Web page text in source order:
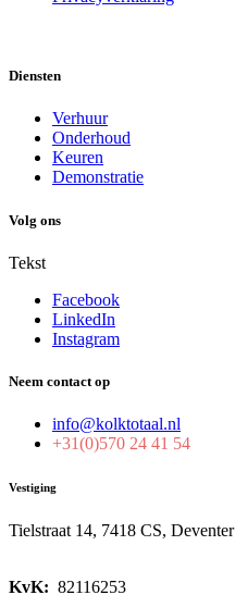
Diensten
Verhuur
Onderhoud
Keuren
Demonstratie
Volg ons
Tekst
Facebook
LinkedIn
Instagram
Neem contact op
info@kolktotaal.nl
+31(0)570 24 41 54
Vestiging
Tielstraat 14, 7418 CS, Deventer
KvK: 82116253